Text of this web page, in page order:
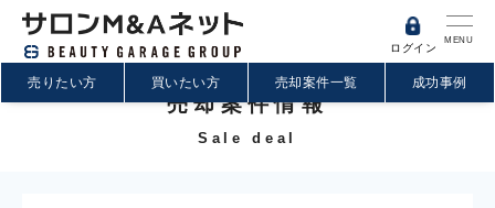
MENU
ログイン
売りたい方 買いたい方 売却案件一覧 成功事例
売却案件情報
Sale deal